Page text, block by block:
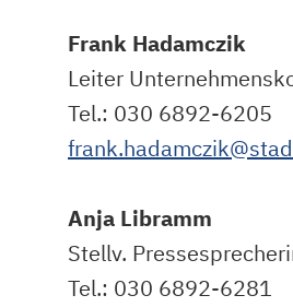
Frank Hadamczik
Leiter
Tel.: 030 6892-6205
Anja Libramm
Stellv.
Tel.: 030 6892-6281